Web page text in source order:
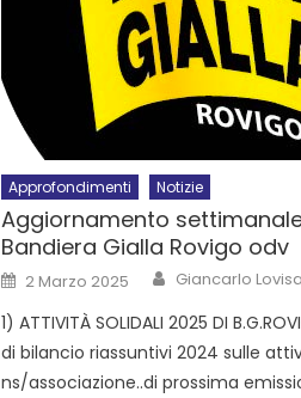
Approfondimenti Notizie
Aggiornamento
Bandiera Gialla Rovigo odv
2 Marzo 2025 Giancarlo
1) ATTIVITÀ SOLIDALI 2025 DI
di bilancio riassuntivi 2024 sulle
ns/associazione..di prossima